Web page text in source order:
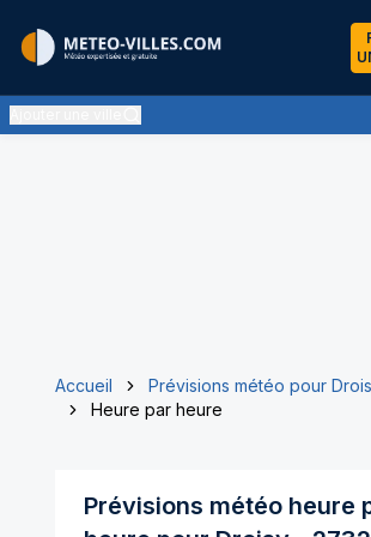
Accueil
Prévisions météo pour
Heure par heure
Prévisions météo heure